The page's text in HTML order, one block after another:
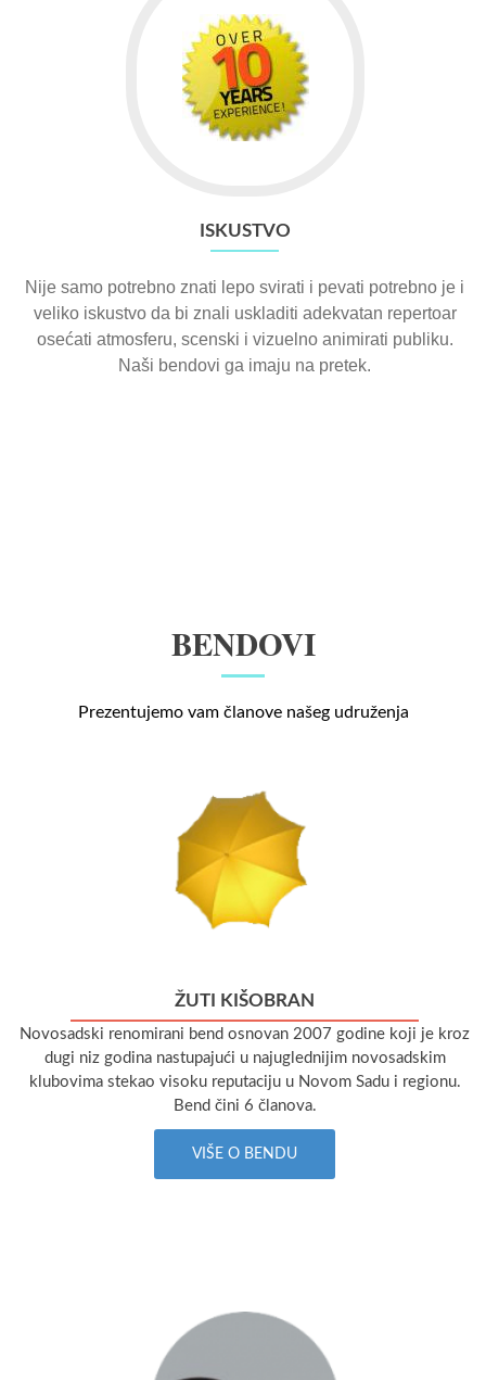
ISKUSTVO
Nije samo potrebno znati lepo svirati i pevati potrebno je i
veliko iskustvo da bi znali uskladiti adekvatan repertoar
osećati atmosferu, scenski i vizuelno animirati publiku.
Naši bendovi ga imaju na pretek.
BENDOVI
Prezentujemo vam članove našeg udruženja
ŽUTI KIŠOBRAN
Novosadski renomirani bend osnovan 2007 godine koji je kroz
dugi niz godina nastupajući u najuglednijim novosadskim
klubovima stekao visoku reputaciju u Novom Sadu i regionu.
Bend čini 6 članova.
VIŠE O BENDU